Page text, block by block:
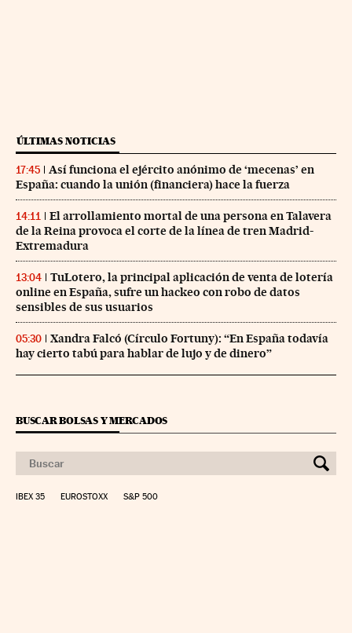
ÚLTIMAS NOTICIAS
17:45
Así funciona el ejército anónimo de ‘mecenas’ en
España: cuando la unión (financiera) hace la fuerza
14:11
El arrollamiento mortal de una persona en Talavera
de la Reina provoca el corte de la línea de tren Madrid-
Extremadura
13:04
TuLotero, la principal aplicación de venta de lotería
online en España, sufre un hackeo con robo de datos
sensibles de sus usuarios
05:30
Xandra Falcó (Círculo Fortuny): “En España todavía
hay cierto tabú para hablar de lujo y de dinero”
BUSCAR BOLSAS Y MERCADOS
IBEX 35 EUROSTOXX S&P 500